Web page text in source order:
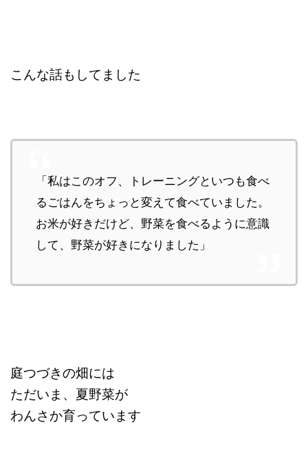
こんな話もしてました
「私はこのオフ、トレーニングといつも食べ
るごはんをちょっと変えて食べていました。
お米が好きだけど、野菜を食べるように意識
して、野菜が好きになりました」
庭つづきの畑には
ただいま、夏野菜が
わんさか育っています